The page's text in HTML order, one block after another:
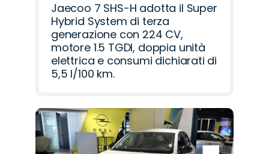
Jaecoo 7 SHS-H adotta il Super
Hybrid System di terza
generazione con 224 CV,
motore 1.5 TGDI, doppia unità
elettrica e consumi dichiarati di
5,5 l/100 km.